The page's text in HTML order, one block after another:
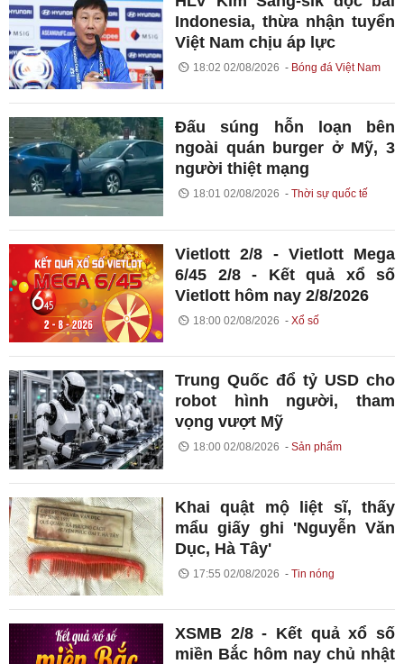
Indonesia, thừa nhận tuyển
Việt Nam chịu áp lực
18:02 02/08/2026 Bóng đá Việt Nam
Đấu súng hỗn loạn bên
ngoài quán burger ở Mỹ, 3
người thiệt mạng
18:01 02/08/2026 Thời sự quốc tế
Vietlott 2/8 - Vietlott Mega
6/45 2/8 - Kết quả xổ số
Vietlott hôm nay 2/8/2026
18:00 02/08/2026 Xổ số
Trung Quốc đổ tỷ USD cho
robot hình người, tham
vọng vượt Mỹ
18:00 02/08/2026 Sản phẩm
Khai quật mộ liệt sĩ, thấy
mẩu giấy ghi 'Nguyễn Văn
Dục, Hà Tây'
17:55 02/08/2026 Tin nóng
XSMB 2/8 - Kết quả xổ số
miền Bắc hôm nay chủ nhật